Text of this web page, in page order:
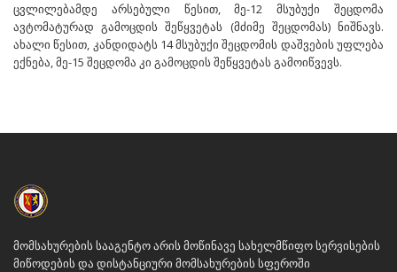
ცვლილებამდე არსებული წესით, მე-12 მსუბუქი შეცდომა
ავტომატურად გამოცდის შეწყვეტას (მძიმე შეცდომას) ნიშნავს.
ახალი წესით, კანდიდატს 14 მსუბუქი შეცდომის დაშვების უფლება
ექნება, მე-15 შეცდომა კი გამოცდის შეწყვეტას გამოიწვევს.
მომსახურების სააგენტო არის მოწინავე სახელმწიფო სერვისების
მიწოდების და დისტანციური მომსახურების სფეროში